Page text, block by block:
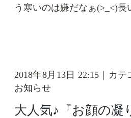
う寒いのは嫌だなぁ(>_<)
2018年8月13日 22:15｜カテ
お知らせ
大人気♪『お顔の凝